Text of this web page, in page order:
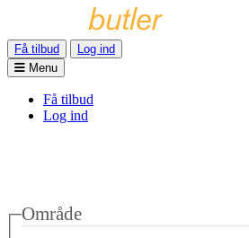
Få tilbud
Log ind
Menu
Få tilbud
Log ind
Område